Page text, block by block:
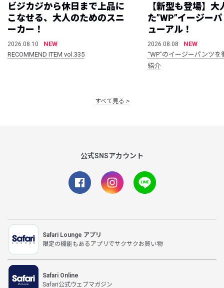
ビジカジから休日まで上品に
こなせる、大人のためのスニ
ーカー！
2026.08.10
NEW
RECOMMEND ITEM vol.335
【新型も登場】大
た”WP”イージー
ューアル！
2026.08.08
NEW
“WP”のイージーパンツ
紹介
すべて見る
公式SNSアカウント
Safari Lounge アプリ
限定の機能もあるアプリでサクサクお買い物
Safari Online
Safari公式ウェブマガジン